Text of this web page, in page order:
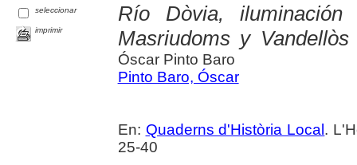
seleccionar
imprimir
Río Dòvia, iluminación
Masriudoms y
Óscar Pinto Baro
Pinto Baro, Óscar
En: Quaderns d'Història Local .
25-40